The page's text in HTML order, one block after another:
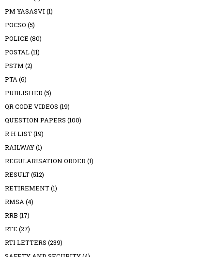
PM YASASVI (1)
POCSO (5)
POLICE (80)
POSTAL(11)
PSTM (2)
PTA(6)
PUBLISHED (5)
QR CODE VIDEOS (19)
QUESTION PAPERS (100)
R H LIST(19)
RAILWAY(1)
REGULARISATION ORDER(1)
RESULT(512)
RETIREMENT(1)
RMSA(4)
RRB (17)
RTE (27)
RTI LETTERS (239)